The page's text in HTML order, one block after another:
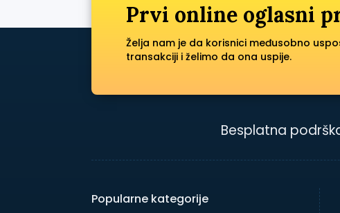
Prvi online oglasni
Želja nam je da korisnici međusobno
transakciji i želimo da ona uspije.
Besplatna
Popularne kategorije